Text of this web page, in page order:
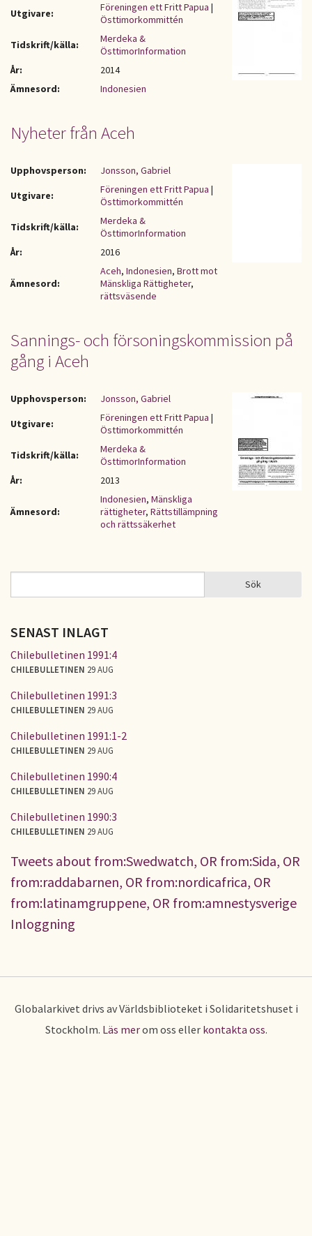
Utgivare:
Föreningen ett Fritt Papua |
Östtimorkommittén
Tidskrift/källa:
Merdeka &
ÖsttimorInformation
År:
2014
Ämnesord:
Indonesien
Nyheter från Aceh
Upphovsperson:
Jonsson, Gabriel
Utgivare:
Föreningen ett Fritt Papua |
Östtimorkommittén
Tidskrift/källa:
Merdeka &
ÖsttimorInformation
År:
2016
Ämnesord:
Aceh, Indonesien, Brott mot
Mänskliga Rättigheter,
rättsväsende
Sannings- och försoningskommission på
gång i Aceh
Upphovsperson:
Jonsson, Gabriel
Utgivare:
Föreningen ett Fritt Papua |
Östtimorkommittén
Tidskrift/källa:
Merdeka &
ÖsttimorInformation
År:
2013
Ämnesord:
Indonesien, Mänskliga
rättigheter, Rättstillämpning
och rättssäkerhet
SÖKFORMULÄR Sök
SENAST INLAGT
Chilebulletinen 1991:4
CHILEBULLETINEN 29 AUG
Chilebulletinen 1991:3
CHILEBULLETINEN 29 AUG
Chilebulletinen 1991:1-2
CHILEBULLETINEN 29 AUG
Chilebulletinen 1990:4
CHILEBULLETINEN 29 AUG
Chilebulletinen 1990:3
CHILEBULLETINEN 29 AUG
Tweets about from:Swedwatch, OR from:Sida, OR
from:raddabarnen, OR from:nordicafrica, OR
from:latinamgruppene, OR from:amnestysverige
Inloggning
Globalarkivet drivs av Världsbiblioteket i Solidaritetshuset i
Stockholm. Läs merom oss eller kontakta oss.